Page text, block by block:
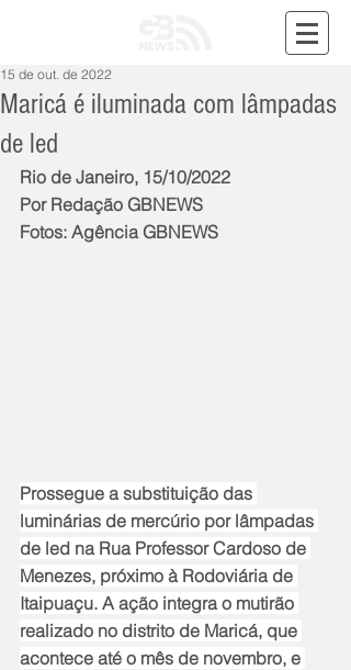
Maricá é iluminada com lâmpadas
de led
15 de out. de 2022
Rio de Janeiro, 15/10/2022
Por Redação GBNEWS
Fotos: Agência GBNEWS
Prossegue a substituição das
luminárias de mercúrio por lâmpadas
de led na Rua Professor Cardoso de
Menezes, próximo à Rodoviária de
Itaipuaçu. A ação integra o mutirão
realizado no distrito de Maricá, que
acontece até o mês de novembro, e